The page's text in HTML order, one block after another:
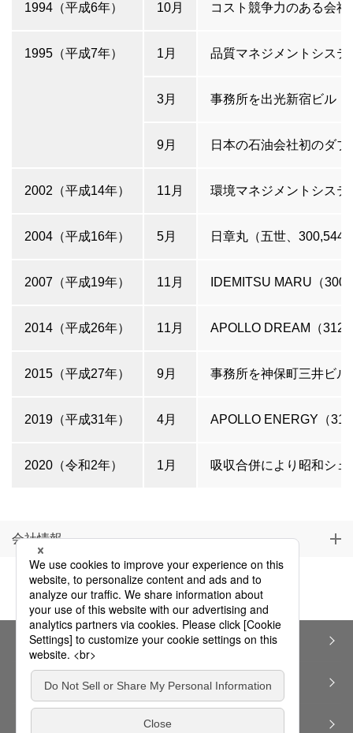
1994（平成6年） 10月 コスト競争力のある会
1995（平成7年） 1月 品質マネジメントシス
3月 事務所を出光新宿ビル
9月 日本の石油会社初のダ
2002（平成14年） 11月 環境マネジメントシス
2004（平成16年） 5月 日章丸（五世、300,544
2007（平成19年） 11月 IDEMITSU MARU（
2014（平成26年） 11月 APOLLO DREAM（
2015（平成27年） 9月 事務所を神保町三井ビ
2019（平成31年） 4月 APOLLO ENERGY（
2020（令和2年） 1月 吸収合併により昭和シ
会社情報
個人情報保護方針（プライバシーポリシー）
サイトのご利用にあたって